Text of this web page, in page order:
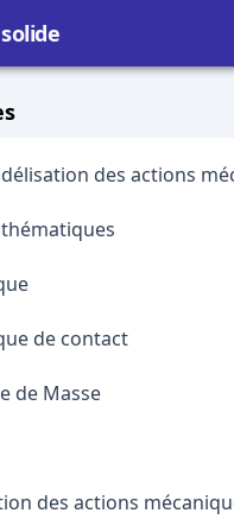
des actions
de contact
de Masse
des actions